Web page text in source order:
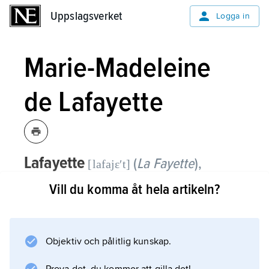
Uppslagsverket Logga in
Marie-Madeleine
de Lafayette
Lafayette [lafajɛʹt] (La Fayette),
Marie-Madeleine de, 1634–93,
Paris litterära salonger och tog själv i sitt hem
emot bland annat madame de Sévigné och La
Vill du komma åt hela artikeln?
Objektiv och pålitlig kunskap.